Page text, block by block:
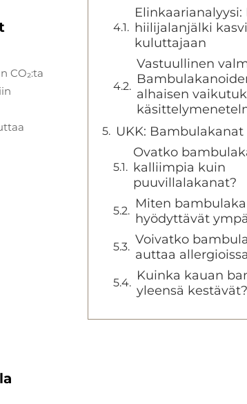
CO₂:ta
hiilijalanjälki
kuluttajaan
Vastuullinen
alhaisen
UKK: Bambulakanat
Ovatko
kalliimpia kuin
puuvillalakanat?
Miten
hyödyttävät
Voivatko
auttaa
Kuinka kauan
yleensä kestävät?